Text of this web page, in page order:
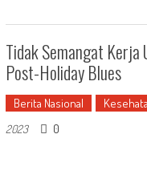
Tidak Semangat Kerja
Post-Holiday Blues
Berita Nasional
2023
0